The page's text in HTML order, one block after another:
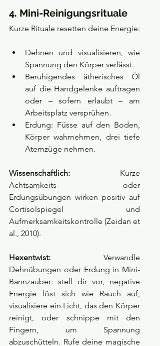
4. Mini-Reinigungsrituale
Kurze Rituale resetten deine Energie:
Dehnen und visualisieren, wie
Spannung den Körper verlässt.
Beruhigendes ätherisches Öl
auf die Handgelenke auftragen
oder – sofern erlaubt – am
Arbeitsplatz versprühen.
Erdung: Füsse auf den Boden,
Körper wahrnehmen, drei tiefe
Atemzüge nehmen.
Wissenschaftlich: Kurze
Achtsamkeits- oder
Erdungsübungen wirken positiv auf
Cortisolspiegel und
Aufmerksamkeitskontrolle (Zeidan et
al., 2010).
Hexentwist: Verwandle
Dehnübungen oder Erdung in Mini-
Bannzauber: stell dir vor, negative
Energie löst sich wie Rauch auf,
visualisiere ein Licht, das den Körper
reinigt, oder schnippe mit den
Fingern, um Spannung
abzuschütteln. Rufe deine magische